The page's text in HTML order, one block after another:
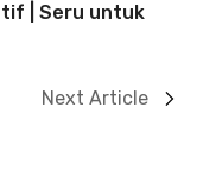
| Seru untuk
Next Article